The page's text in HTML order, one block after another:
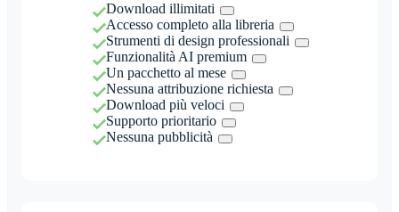
Download illimitati
Accesso completo alla libreria
Strumenti di design professionali
Funzionalità AI premium
Un pacchetto al mese
Nessuna attribuzione richiesta
Download più veloci
Supporto prioritario
Nessuna pubblicità